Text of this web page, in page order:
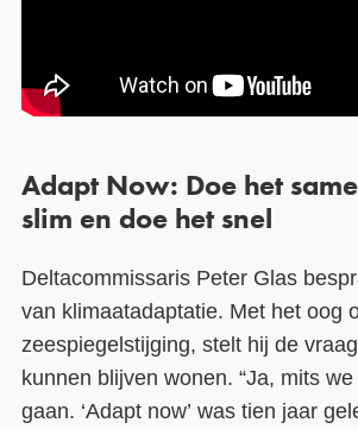
Adapt Now: Doe het
slim en doe het snel
Deltacommissaris Peter Glas
van klimaatadaptatie. Met het oog
zeespiegelstijging, stelt hij de
kunnen blijven wonen. “Ja, mits
gaan. ‘Adapt now’ was tien jaar